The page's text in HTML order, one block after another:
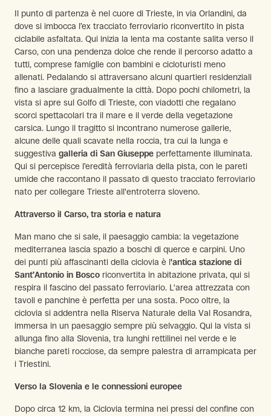
Il punto di partenza è nel cuore di Trieste, in via Orlandini, da
dove si imbocca l’ex tracciato ferroviario riconvertito in pista
ciclabile asfaltata. Qui inizia la lenta ma costante salita verso il
Carso, con una pendenza dolce che rende il percorso adatto a
tutti, comprese famiglie con bambini e cicloturisti meno
allenati. Pedalando si attraversano alcuni quartieri residenziali
fino a lasciare gradualmente la città. Dopo pochi chilometri, la
vista si apre sul Golfo di Trieste, con viadotti che regalano
scorci spettacolari tra il mare e il verde della vegetazione
carsica. Lungo il tragitto si incontrano numerose gallerie,
alcune delle quali scavate nella roccia, tra cui la lunga e
suggestiva galleria di San Giuseppe perfettamente illuminata.
Qui si percepisce l’eredità ferroviaria della pista, con le pareti
umide che raccontano il passato di questo tracciato ferroviario
nato per collegare Trieste all'entroterra sloveno.
Attraverso il Carso, tra storia e natura
Man mano che si sale, il paesaggio cambia: la vegetazione
mediterranea lascia spazio a boschi di querce e carpini. Uno
dei punti più affascinanti della ciclovia è l'antica stazione di
Sant’Antonio in Bosco riconvertita in abitazione privata, qui si
respira il fascino del passato ferroviario. L'area attrezzata con
tavoli e panchine è perfetta per una sosta. Poco oltre, la
ciclovia si addentra nella Riserva Naturale della Val Rosandra,
immersa in un paesaggio sempre più selvaggio. Qui la vista si
allunga fino alla Slovenia, tra lunghi rettilinei nel verde e le
bianche pareti rocciose, da sempre palestra di arrampicata per
i Triestini.
Verso la Slovenia e le connessioni europee
Dopo circa 12 km, la Ciclovia termina nei pressi del confine con